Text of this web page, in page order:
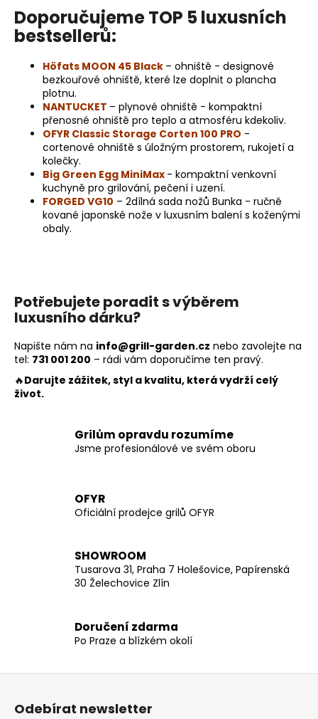
Doporučujeme TOP 5 luxusních
bestsellerů:
Höfats MOON 45 Black – ohniště - designové
bezkouřové ohniště, které lze doplnit o plancha
plotnu.
NANTUCKET – plynové ohniště - kompaktní
přenosné ohniště pro teplo a atmosféru kdekoliv.
OFYR Classic Storage Corten 100 PRO -
cortenové ohniště s úložným prostorem, rukojetí a
kolečky.
Big Green Egg MiniMax - kompaktní venkovní
kuchyně pro grilování, pečení i uzení.
FORGED VG10 – 2dílná sada nožů Bunka - ručně
kované japonské nože v luxusním balení s koženými
obaly.
Potřebujete poradit s výběrem
luxusního dárku?
Napište nám na info@grill-garden.cz nebo zavolejte na
tel: 731 001 200 – rádi vám doporučíme ten pravý.
🔥Darujte zážitek, styl a kvalitu, která vydrží celý
život.
Grilům opravdu rozumíme
Jsme profesionálové ve svém oboru
OFYR
Oficiální prodejce grilů OFYR
SHOWROOM
Tusarova 31, Praha 7 Holešovice, Papírenská
30 Želechovice Zlín
Doručení zdarma
Po Praze a blízkém okolí
Odebírat newsletter